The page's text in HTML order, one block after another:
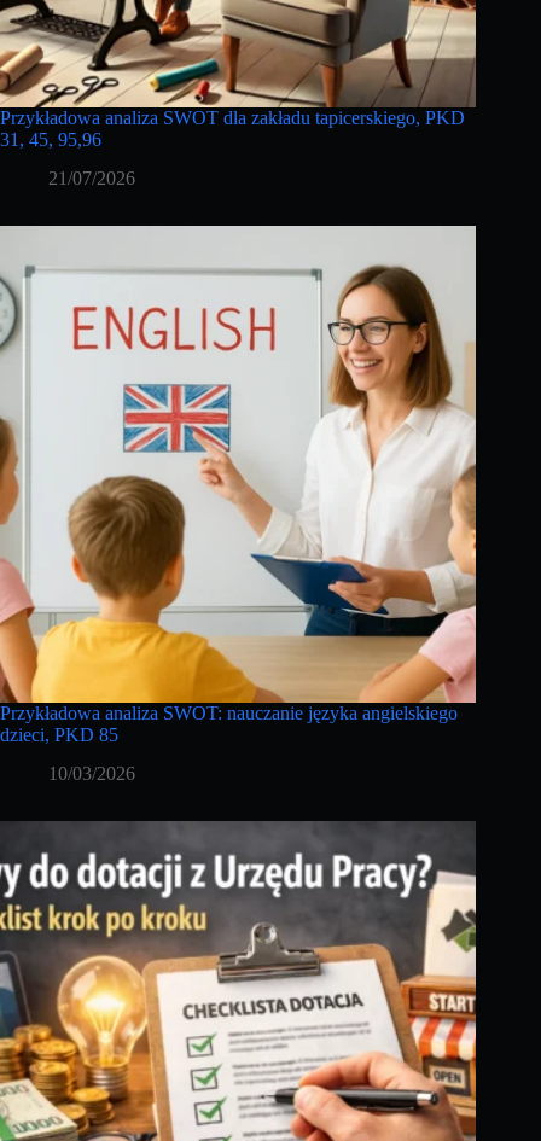
Przykładowa analiza SWOT dla zakładu tapicerskiego, PKD
31, 45, 95,96
21/07/2026
Przykładowa analiza SWOT: nauczanie języka angielskiego
dzieci, PKD 85
10/03/2026